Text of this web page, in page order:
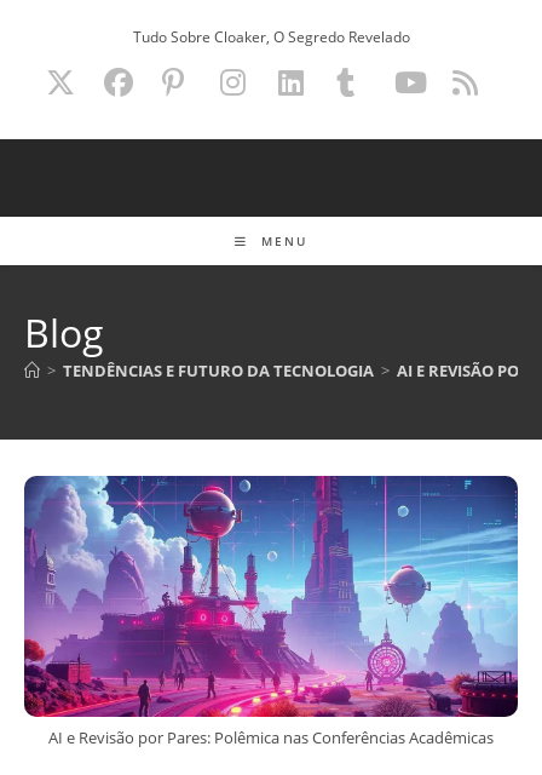
Tudo Sobre Cloaker, O Segredo Revelado
MENU
Blog
> TENDÊNCIAS E FUTURO DA TECNOLOGIA > AI E REVISÃO POR
AI e Revisão por Pares: Polêmica nas Conferências Acadêmicas